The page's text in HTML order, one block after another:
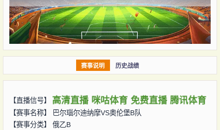
赛事说明 历史战绩
【直播信号】 高清直播 咪咕体育 免费直播 腾讯体育
【赛事名称】
巴尔瑙尔迪纳摩VS奥伦堡B队
【赛事分类】 俄乙B